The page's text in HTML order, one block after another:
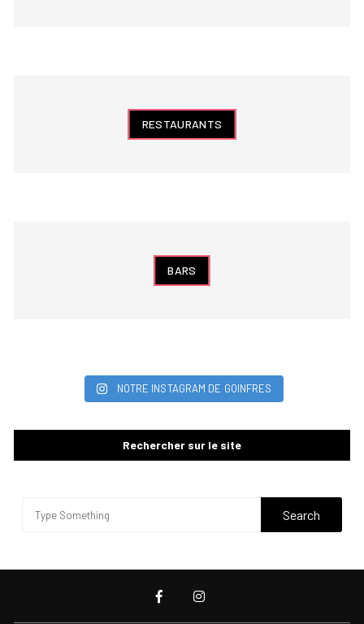
RESTAURANTS
BARS
NOTRE INSTAGRAM DE GOINFRES
Rechercher sur le site